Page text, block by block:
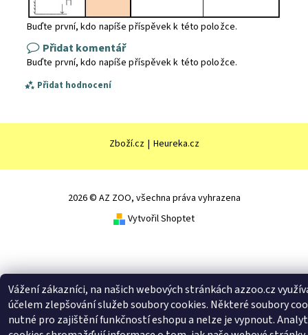
Buďte první, kdo napíše příspěvek k této položce.
Přidat komentář
Buďte první, kdo napíše příspěvek k této položce.
Přidat hodnocení
Zboží.cz | Heureka.cz
2026 © AZ ZOO, všechna práva vyhrazena
Vytvořil Shoptet
Vážení zákazníci, na našich webových stránkách azzoo.cz
účelem zlepšování služeb soubory cookies. Některé soubory
nutné pro zajištění funkčností eshopu a nelze je vypnout.